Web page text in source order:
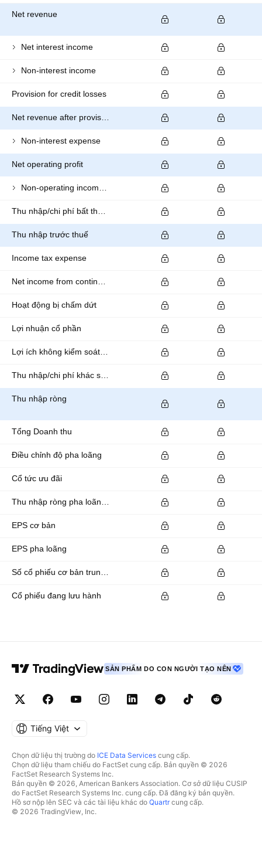
Net revenue
Net interest income
Non-interest income
Provision for credit losses
Non-interest expense
Net operating profit
Thu nhập trước thuế
Income tax expense
Hoạt động bị chấm dứt
Lợi nhuận cổ phần
Thu nhập ròng
Tổng Doanh thu
Điều chỉnh độ pha loãng
Cổ tức ưu đãi
EPS cơ bản
EPS pha loãng
Cổ phiếu đang lưu hành
SẢN PHẨM DO CON NGƯỜI TẠO NÊN
Tiếng Việt
Chọn dữ liệu thị trường do ICE Data Services cung cấp.
Chọn dữ liệu tham chiếu do FactSet cung cấp. Bản quyền © 2026
FactSet Research Systems Inc.
Bản quyền © 2026, American Bankers Association. Cơ sở dữ liệu CUSIP
do FactSet Research Systems Inc. cung cấp. Đã đăng ký bản quyền.
Hồ sơ nộp lên SEC và các tài liệu khác do Quartrcung cấp.
© 2026 TradingView, Inc.